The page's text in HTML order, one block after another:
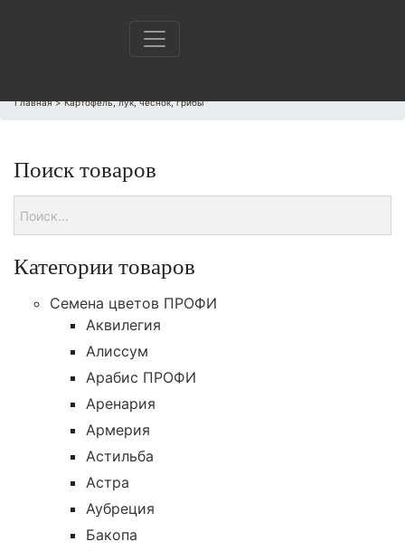
Главная>Картофель, лук, чеснок, грибы
Поиск товаров
Категории товаров
Cемена цветов ПРОФИ
Аквилегия
Алиссум
Арабис ПРОФИ
Аренария
Армерия
Астильба
Астра
Аубреция
Бакопа